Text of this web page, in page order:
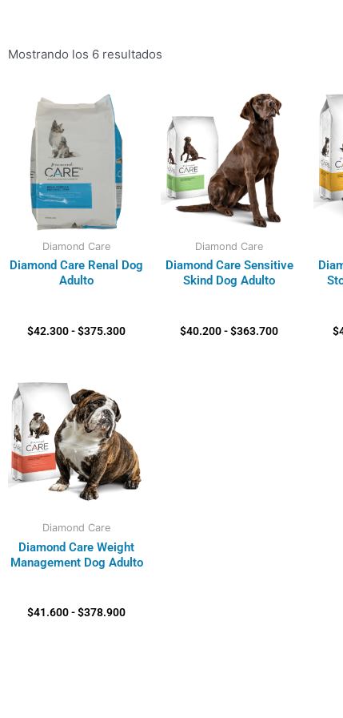
Mostrando los 6 resultados
Diamond Care
Diamond Care Renal Dog
Adulto
$42.300-$375.300
$375.300
Diamond Care
Diamond Care Sensitive
Skind Dog Adulto
$40.200-$363.700
Rango
de
$40.200
$363.700
$
Diamond Care
Diamond Care Weight
Management Dog Adulto
$41.600-$378.900
$41.600
hasta
$378.900